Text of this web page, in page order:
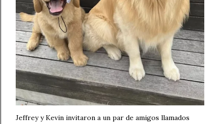
Jeffrey y Kevin invitaron a un par de amigos llamados